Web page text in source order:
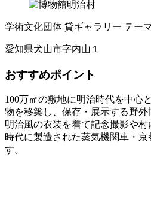
学術文化団体 貸ギャラリー テー
愛知県犬山市字内山１
おすすめポイント
100万㎡の敷地に明治時代を中心
物を移築し、保存・展示する野外
明治風の衣装を着て記念撮影や
時代に製造された蒸気機関車・
す。